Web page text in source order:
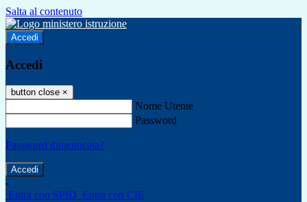
Salta al contenuto
Accedi
Accedi
button close ×
Nome Utente
Password
Password dimenticata?
-
Entra con SPID Entra con CIE